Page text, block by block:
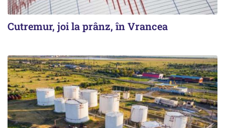
Cutremur, joi la prânz, în Vrancea